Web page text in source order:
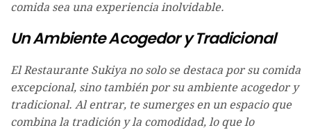
comida sea una experiencia inolvidable.
Un Ambiente Acogedor y Tradicional
El Restaurante Sukiya no solo se destaca por su comida
excepcional, sino también por su ambiente acogedor y
tradicional. Al entrar, te sumerges en un espacio que
combina la tradición y la comodidad, lo que lo